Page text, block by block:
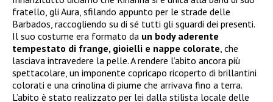
fratello, gli Aura, sfilando appunto per le strade delle
Barbados, raccogliendo su di sé tutti gli sguardi dei presenti.
Il suo costume era formato da un body aderente
tempestato di frange, gioielli e nappe colorate, che
lasciava intravedere la pelle. A rendere l’abito ancora più
spettacolare, un imponente copricapo ricoperto di brillantini
colorati e una crinolina di piume che arrivava fino a terra.
L’abito è stato realizzato per lei dalla stilista locale delle